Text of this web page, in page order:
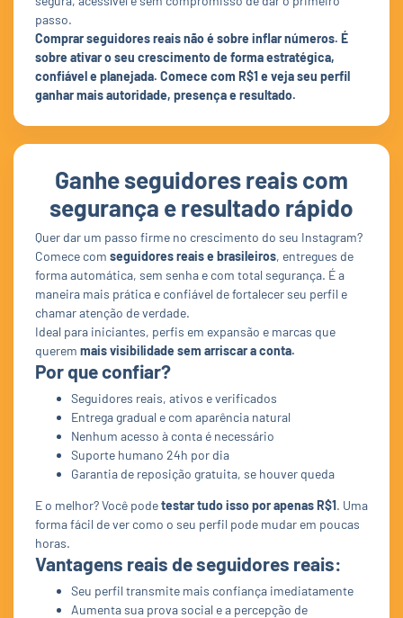
passo.
Comprar seguidores reais não é sobre inflar números. É
sobre ativar o seu crescimento de forma estratégica,
confiável e planejada. Comece com R$1 e veja seu perfil
ganhar mais autoridade, presença e resultado.
Ganhe seguidores reais com
segurança e resultado rápido
Quer dar um passo firme no crescimento do seu Instagram?
Comece com seguidores reais e brasileiros, entregues de
forma automática, sem senha e com total segurança. É a
maneira mais prática e confiável de fortalecer seu perfil e
chamar atenção de verdade.
Ideal para iniciantes, perfis em expansão e marcas que
querem mais visibilidade sem arriscar a conta.
Por que confiar?
Seguidores reais, ativos e verificados
Entrega gradual e com aparência natural
Nenhum acesso à conta é necessário
Suporte humano 24h por dia
Garantia de reposição gratuita, se houver queda
E o melhor? Você podetestar tudo isso por apenas R$1. Uma
forma fácil de ver como o seu perfil pode mudar em poucas
horas.
Vantagens reais de seguidores reais:
Seu perfil transmite mais confiança imediatamente
Aumenta sua prova social e a percepção de